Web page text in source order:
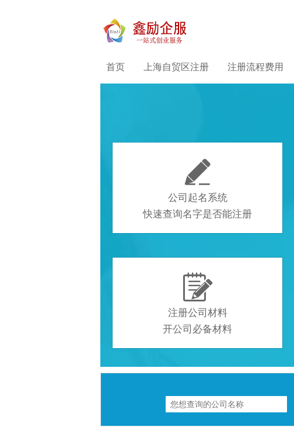
首页 上海自贸区注册 注册流程费用

公司起名系统
快速查询名字是否能注册

注册公司材料
开公司必备材料